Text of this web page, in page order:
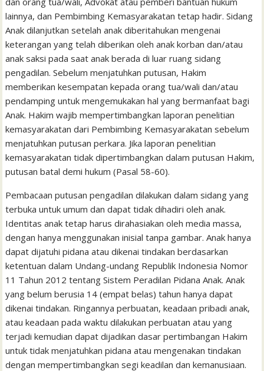
lainnya, dan Pembimbing Kemasyarakatan tetap hadir. Sidang
Anak dilanjutkan setelah anak diberitahukan mengenai
keterangan yang telah diberikan oleh anak korban dan/atau
anak saksi pada saat anak berada di luar ruang sidang
pengadilan. Sebelum menjatuhkan putusan, Hakim
memberikan kesempatan kepada orang tua/wali dan/atau
pendamping untuk mengemukakan hal yang bermanfaat bagi
Anak. Hakim wajib mempertimbangkan laporan penelitian
kemasyarakatan dari Pembimbing Kemasyarakatan sebelum
menjatuhkan putusan perkara. Jika laporan penelitian
kemasyarakatan tidak dipertimbangkan dalam putusan Hakim,
putusan batal demi hukum (Pasal 58-60).
Pembacaan putusan pengadilan dilakukan dalam sidang yang
terbuka untuk umum dan dapat tidak dihadiri oleh anak.
Identitas anak tetap harus dirahasiakan oleh media massa,
dengan hanya menggunakan inisial tanpa gambar. Anak hanya
dapat dijatuhi pidana atau dikenai tindakan berdasarkan
ketentuan dalam Undang-undang Republik Indonesia Nomor
11 Tahun 2012 tentang Sistem Peradilan Pidana Anak. Anak
yang belum berusia 14 (empat belas) tahun hanya dapat
dikenai tindakan. Ringannya perbuatan, keadaan pribadi anak,
atau keadaan pada waktu dilakukan perbuatan atau yang
terjadi kemudian dapat dijadikan dasar pertimbangan Hakim
untuk tidak menjatuhkan pidana atau mengenakan tindakan
dengan mempertimbangkan segi keadilan dan kemanusiaan.